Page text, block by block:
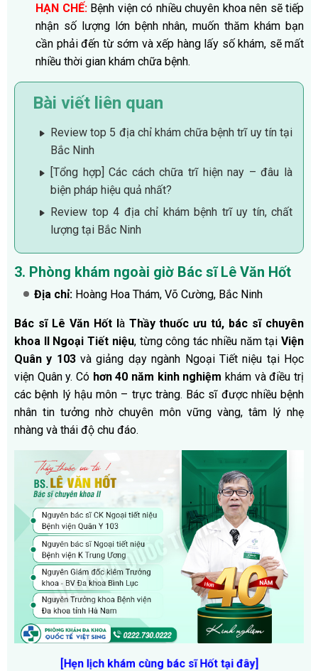
HẠN CHẾ: Bệnh viện có nhiều chuyên khoa nên sẽ tiếp
nhận số lượng lớn bệnh nhân, muốn thăm khám bạn
cần phải đến từ sớm và xếp hàng lấy số khám, sẽ mất
nhiều thời gian khám chữa bệnh.
Bài viết liên quan
Review top 5 địa chỉ khám chữa bệnh trĩ uy tín tại
Bắc Ninh
[Tổng hợp] Các cách chữa trĩ hiện nay – đâu là
biện pháp hiệu quả nhất?
Review top 4 địa chỉ khám bệnh trĩ uy tín, chất
lượng tại Bắc Ninh
3. Phòng khám ngoài giờ Bác sĩ Lê Văn Hốt
Địa chỉ: Hoàng Hoa Thám, Võ Cường, Bắc Ninh
Bác sĩ Lê Văn Hốt là Thầy thuốc ưu tú, bác sĩ chuyên
khoa II Ngoại Tiết niệu, từng công tác nhiều năm tạiViện
Quân y 103và giảng dạy ngành Ngoại Tiết niệu tại Học
viện Quân y. Có hơn 40 năm kinh nghiệm khám và điều trị
các bệnh lý hậu môn – trực tràng. Bác sĩ được nhiều bệnh
nhân tin tưởng nhờ chuyên môn vững vàng, tâm lý nhẹ
nhàng và thái độ chu đáo.
[Hẹn lịch khám cùng bác sĩ Hốt tại đây